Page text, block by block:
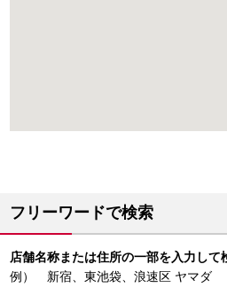
フリーワードで検索
店舗名称または住所の一部を入力して
例） 新宿、東池袋、浪速区 ヤマダ